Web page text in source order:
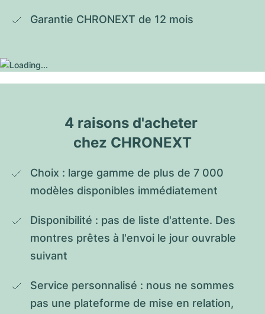
Garantie CHRONEXT de 12 mois
4 raisons d'acheter
chez CHRONEXT
Choix : large gamme de plus de 7 000
modèles disponibles immédiatement
Disponibilité : pas de liste d'attente. Des
montres prêtes à l'envoi le jour ouvrable
suivant
Service personnalisé : nous ne sommes
pas une plateforme de mise en relation,